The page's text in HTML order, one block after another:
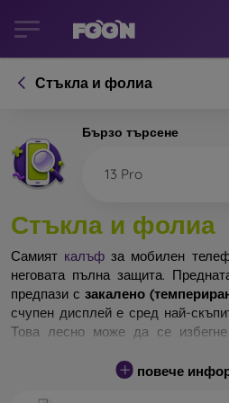
Стъкла и фолиа
Бързо търсене
13 Pro
Стъкла и фолиа
Самият калъф за мобилен
неговата пълна защита.
предпази с закалено
счупен дисплей е сред най-
Това лесно може да се избегне
Неразбиваемо стъкло за
повече